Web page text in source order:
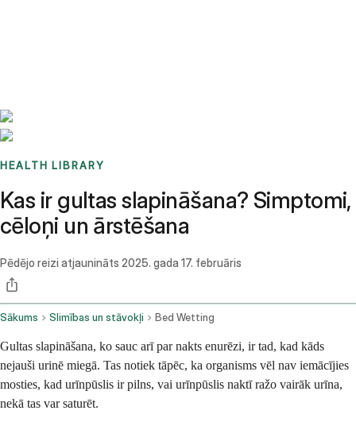
HEALTH LIBRARY
Kas ir gultas slapināšana? Simptomi,
cēloņi un ārstēšana
Pēdējo reizi atjaunināts 2025. gada 17. februāris
Sākums Slimības un stāvokļi Bed Wetting
Gultas slapināšana, ko sauc arī par nakts enurēzi, ir tad, kad kāds
nejauši urinē miegā. Tas notiek tāpēc, ka organisms vēl nav iemācījies
mosties, kad urīnpūslis ir pilns, vai urīnpūslis naktī ražo vairāk urīna,
nekā tas var saturēt.